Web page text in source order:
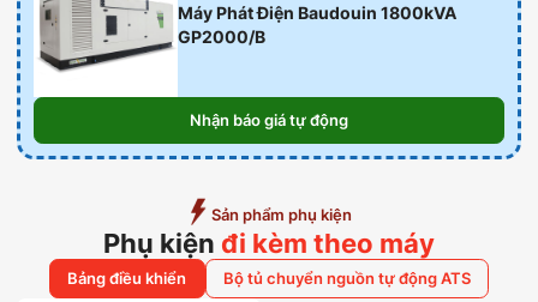
Máy Phát Điện Baudouin 1800kVA
GP2000/B
Nhận báo giá tự động
Sản phẩm phụ kiện
Phụ kiện đi kèm theo máy
Bảng điều khiển Bộ tủ chuyển nguồn tự động ATS